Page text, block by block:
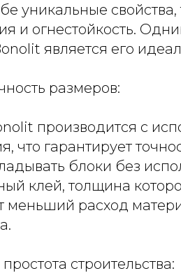
уникальные
и огнестойкость.
является его
размеров:
производится с
что гарантирует
блоки без
клей, толщина
меньший расход
строительства: